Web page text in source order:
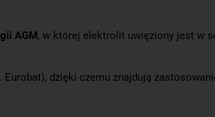
AGM, w której elektrolit uwięziony jest w
Eurobat), dzięki czemu znajdują